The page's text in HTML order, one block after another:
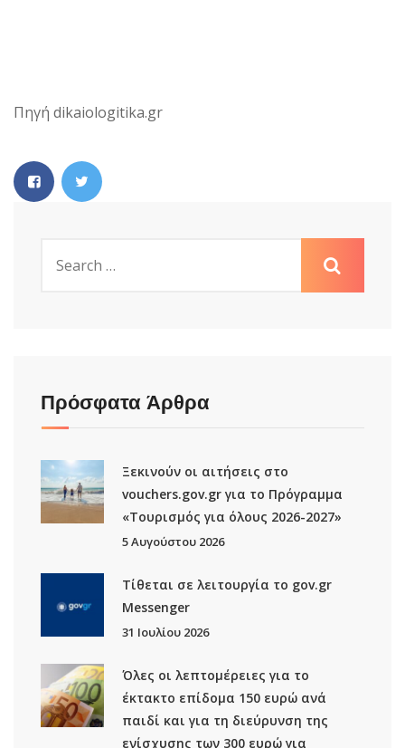
Πηγή dikaiologitika.gr
Πρόσφατα Άρθρα
Ξεκινούν οι αιτήσεις στο
vouchers.gov.gr για το Πρόγραμμα
«Τουρισμός για όλους 2026-2027»
5 Αυγούστου 2026
Τίθεται σε λειτουργία το gov.gr
Μessenger
31 Ιουλίου 2026
Όλες οι λεπτομέρειες για το
έκτακτο επίδομα 150 ευρώ ανά
παιδί και για τη διεύρυνση της
ενίσχυσης των 300 ευρώ για